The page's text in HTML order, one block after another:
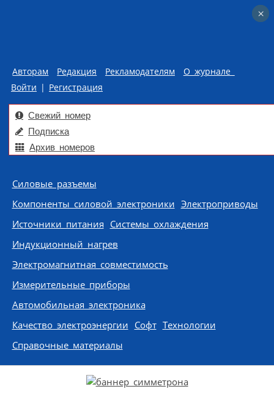
Авторам Редакция Рекламодателям
О журнале
Войти | Регистрация
Свежий номер
Подписка
Архив номеров
Skip to content
Силовые разъемы
Компоненты силовой электроники Электроприводы
Источники питания Системы охлаждения
Индукционный нагрев
Электромагнитная совместимость
Измерительные приборы
Автомобильная электроника
Качество электроэнергии Софт Технологии
Справочные материалы
×
×